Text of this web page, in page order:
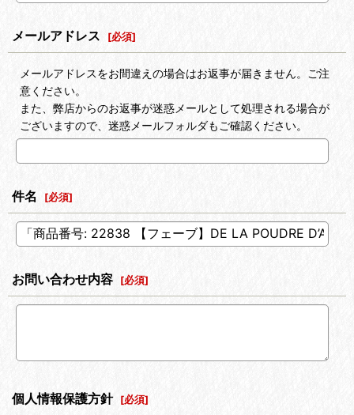
メールアドレス [必須]
メールアドレスをお間違えの場合はお返事が届きません。ご注
意ください。
また、弊店からのお返事が迷惑メールとして処理される場合が
ございますので、迷惑メールフォルダもご確認ください。
件名 [必須]
お問い合わせ内容 [必須]
個人情報保護方針 [必須]